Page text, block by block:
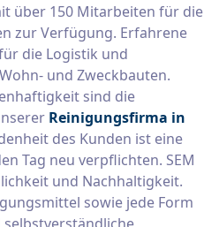
über 150 Mitarbeiten für die
zur Verfügung. Erfahrene
die Logistik und
und Zweckbauten.
sind die
Reinigungsfirma in
des Kunden ist eine
Tag neu verpflichten. SEM
und Nachhaltigkeit.
sowie jede Form